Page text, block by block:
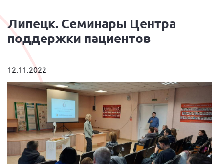
Липецк. Семинары Центра
поддержки пациентов
12.11.2022